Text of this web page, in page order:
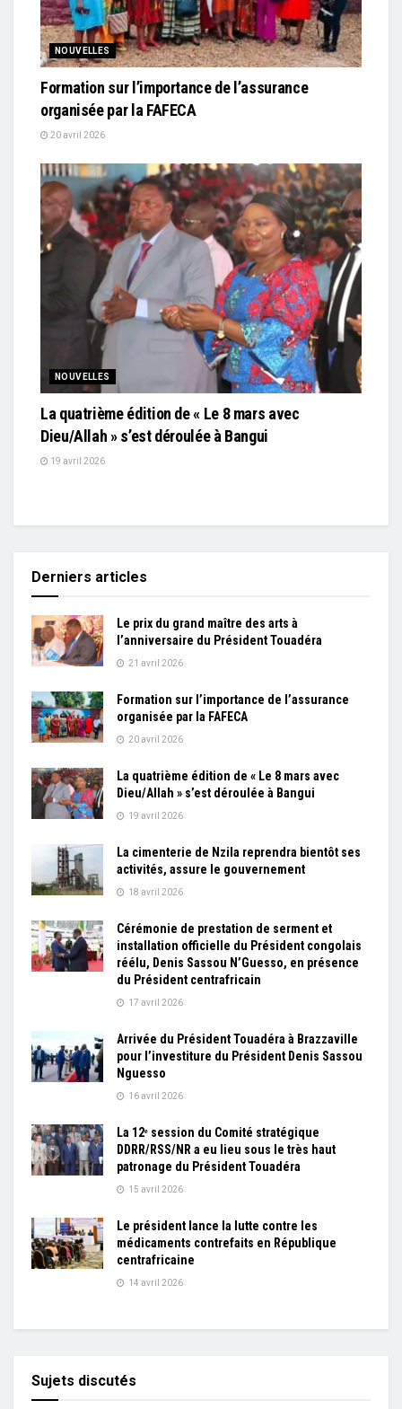
NOUVELLES
Formation sur l’importance de l’assurance
organisée par la FAFECA
20 avril 2026
NOUVELLES
La quatrième édition de « Le 8 mars avec
Dieu/Allah » s’est déroulée à Bangui
19 avril 2026
Derniers articles
Le prix du grand maître des arts à
l’anniversaire du Président Touadéra
21 avril 2026
Formation sur l’importance de l’assurance
organisée par la FAFECA
20 avril 2026
La quatrième édition de « Le 8 mars avec
Dieu/Allah » s’est déroulée à Bangui
19 avril 2026
La cimenterie de Nzila reprendra bientôt ses
activités, assure le gouvernement
18 avril 2026
Cérémonie de prestation de serment et
installation officielle du Président congolais
réélu, Denis Sassou N’Guesso, en présence
du Président centrafricain
17 avril 2026
Arrivée du Président Touadéra à Brazzaville
pour l’investiture du Président Denis Sassou
Nguesso
16 avril 2026
La 12ᵉ session du Comité stratégique
DDRR/RSS/NR a eu lieu sous le très haut
patronage du Président Touadéra
15 avril 2026
Le président lance la lutte contre les
médicaments contrefaits en République
centrafricaine
14 avril 2026
Sujets discutés